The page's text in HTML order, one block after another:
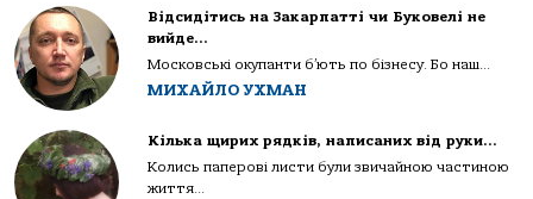
Відсидітись на Закарпатті чи Буковелі не
вийде…
Московські окупанти б’ють по бізнесу. Бо наш...
МИХАЙЛО УХМАН
Кілька щирих рядків, написаних від руки…
Колись паперові листи були звичайною частиною
життя...